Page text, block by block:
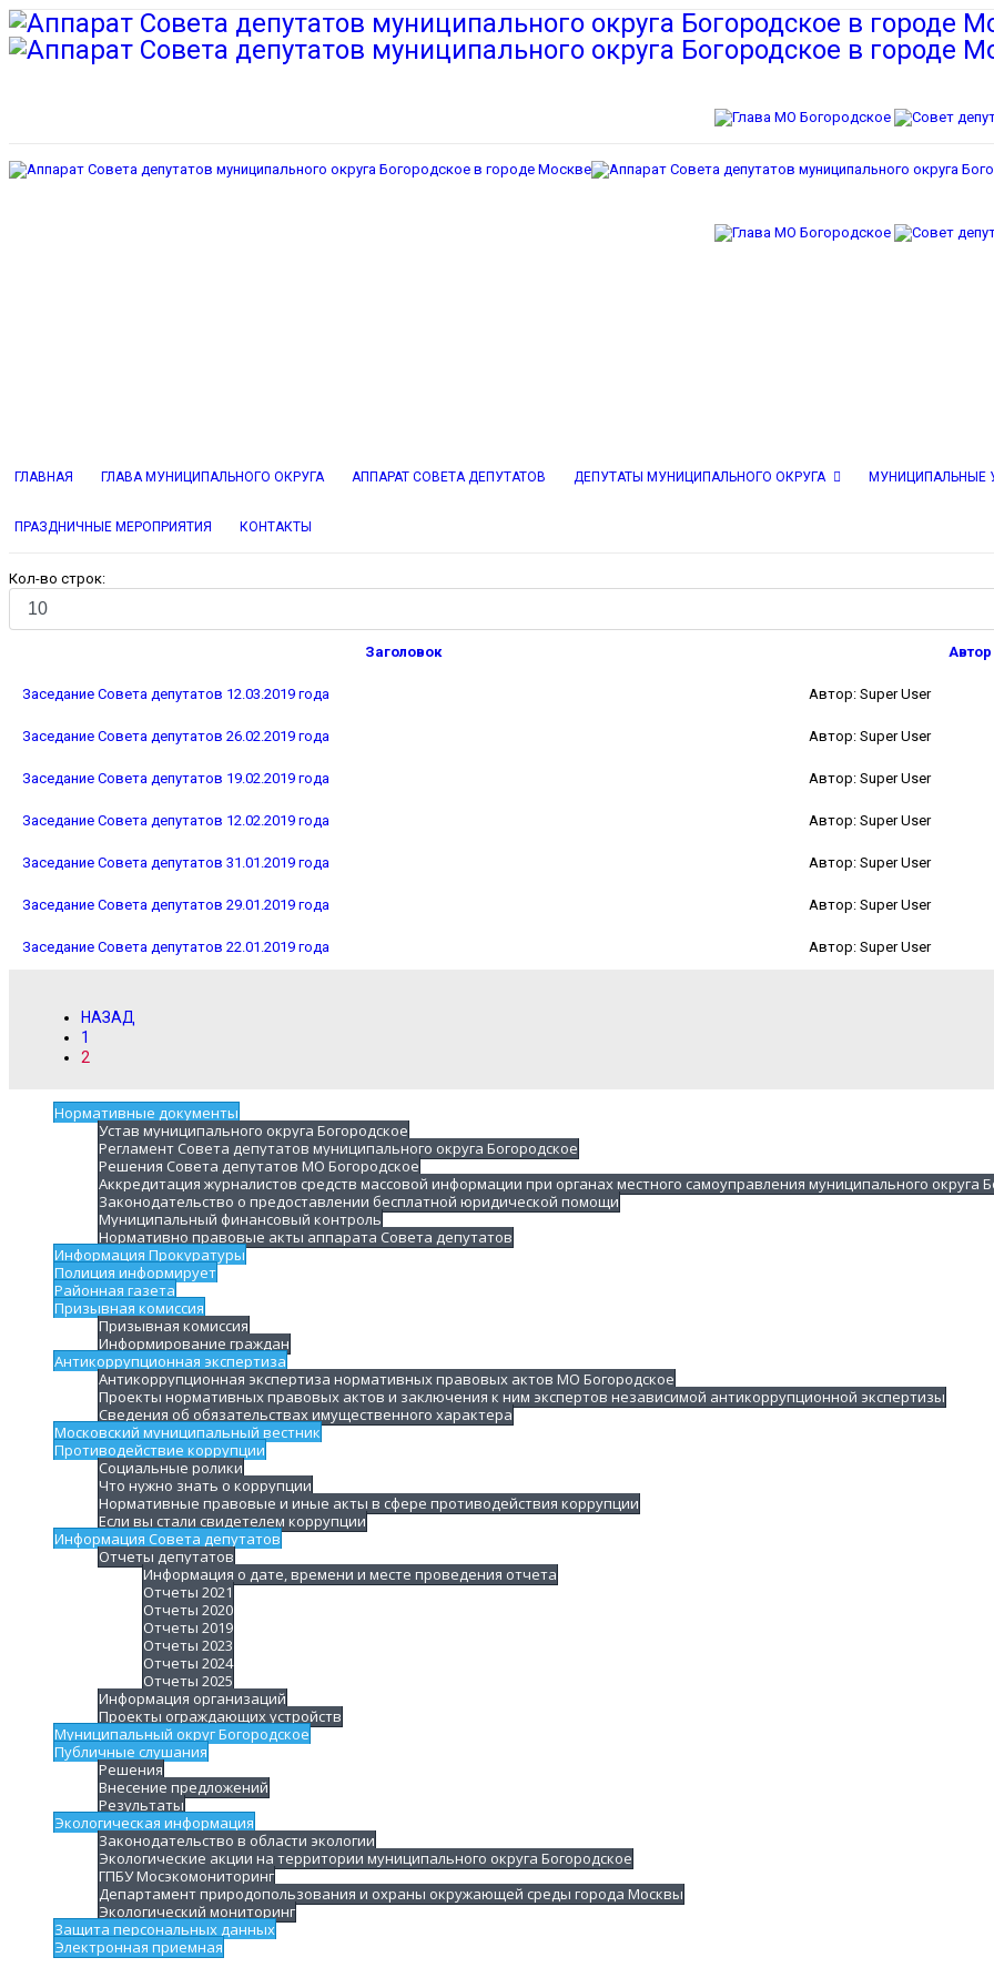
ГЛАВНАЯ ГЛАВА МУНИЦИПАЛЬНОГО ОКРУГА АППАРАТ СОВЕТА ДЕПУТАТОВ ДЕПУТАТЫ МУНИЦИПАЛЬНОГО ОКРУГА МУНИЦИПАЛЬНЫЕ
ПРАЗДНИЧНЫЕ МЕРОПРИЯТИЯ КОНТАКТЫ
Кол-во строк:
Заголовок Автор
Заседание Совета депутатов 12.03.2019 года Автор: Super User
Заседание Совета депутатов 26.02.2019 года Автор: Super User
Заседание Совета депутатов 19.02.2019 года Автор: Super User
Заседание Совета депутатов 12.02.2019 года Автор: Super User
Заседание Совета депутатов 31.01.2019 года Автор: Super User
Заседание Совета депутатов 29.01.2019 года Автор: Super User
Заседание Совета депутатов 22.01.2019 года Автор: Super User
НАЗАД
1
2
Нормативные документы
Устав муниципального округа Богородское
Регламент Совета депутатов муниципального округа Богородское
Решения Совета депутатов МО Богородское
Аккредитация журналистов средств массовой информации при органах местного самоуправления муниципального округа
Законодательство о предоставлении бесплатной юридической помощи
Муниципальный финансовый контроль
Нормативно правовые акты аппарата Совета депутатов
Информация Прокуратуры
Полиция информирует
Районная газета
Призывная комиссия
Призывная комиссия
Информирование граждан
Антикоррупционная экспертиза
Антикоррупционная экспертиза нормативных правовых актов МО Богородское
Проекты нормативных правовых актов и заключения к ним экспертов независимой антикоррупционной экспертизы
Сведения об обязательствах имущественного характера
Московский муниципальный вестник
Противодействие коррупции
Социальные ролики
Что нужно знать о коррупции
Нормативные правовые и иные акты в сфере противодействия коррупции
Если вы стали свидетелем коррупции
Информация Совета депутатов
Отчеты депутатов
Информация о дате, времени и месте проведения отчета
Отчеты 2021
Отчеты 2020
Отчеты 2019
Отчеты 2023
Отчеты 2024
Отчеты 2025
Информация организаций
Проекты ограждающих устройств
Муниципальный округ Богородское
Публичные слушания
Решения
Внесение предложений
Результаты
Экологическая информация
Законодательство в области экологии
Экологические акции на территории муниципального округа Богородское
ГПБУ Мосэкомониторинг
Департамент природопользования и охраны окружающей среды города Москвы
Экологический мониторинг
Защита персональных данных
Электронная приемная